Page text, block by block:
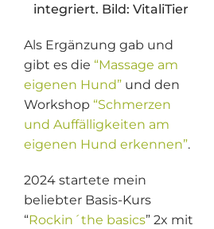
integriert. Bild: VitaliTier
Als Ergänzung gab und
gibt es die “Massage am
eigenen Hund” und den
Workshop “Schmerzen
und Auffälligkeiten am
eigenen Hund erkennen”.
2024 startete mein
beliebter Basis-Kurs
“Rockin´the basics” 2x mit